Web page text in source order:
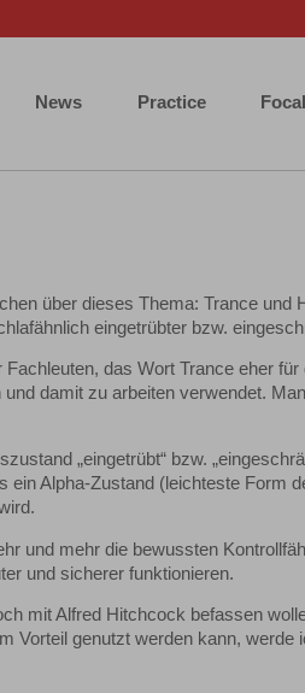
News Practice
über dieses Thema: Trance und
eingetrübter bzw.
das Wort Trance eher
damit zu arbeiten verwendet.
„eingetrübt“ bzw.
ein Alpha-Zustand (leichteste Form
und mehr die bewussten
und sicherer funktionieren.
mit Alfred Hitchcock befassen
Vorteil genutzt werden kann, werde